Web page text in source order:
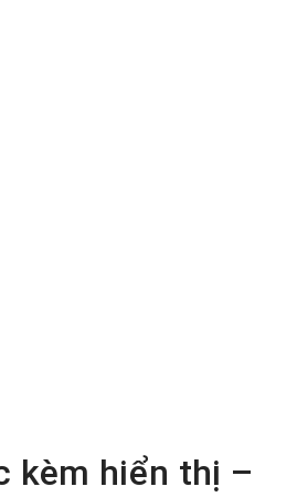
kèm hiển thị –